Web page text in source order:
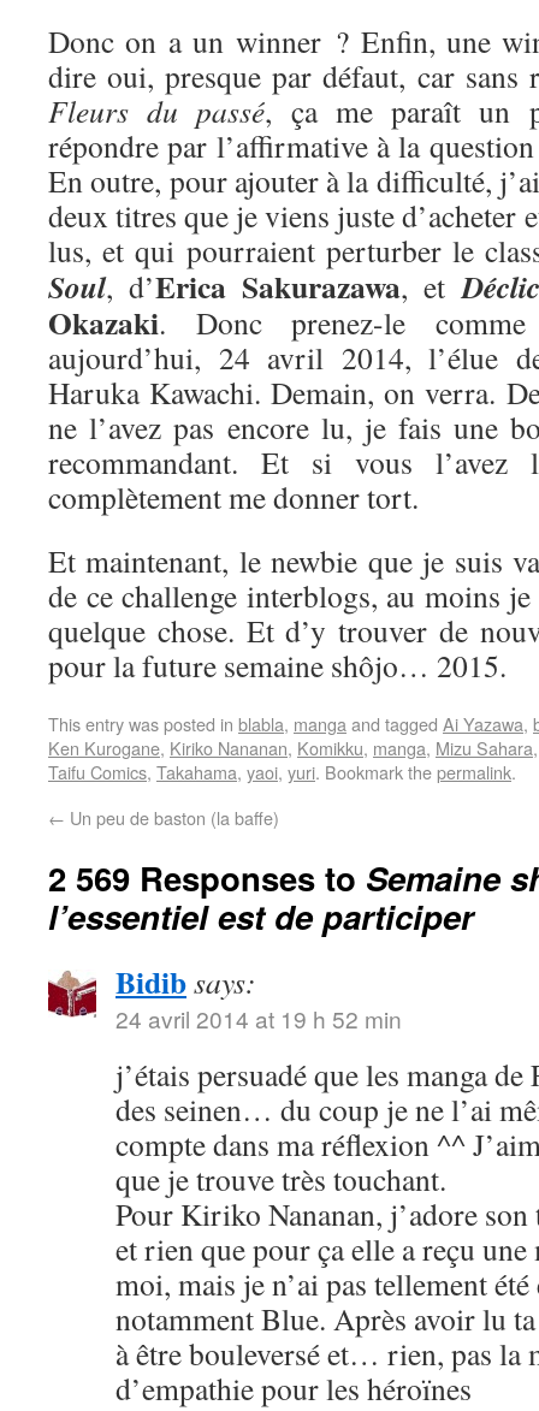
Donc on a un winner ? Enfin, une
dire oui, presque par défaut, car sans
Fleurs du passé, ça me paraît un
répondre par l’affirmative à la
En outre, pour ajouter à la difficulté,
deux titres que je viens juste d’acheter
lus, et qui pourraient perturber le
Soul, d’Erica Sakurazawa, et
Okazaki. Donc prenez-le
aujourd’hui, 24 avril 2014, l’élue
Haruka Kawachi. Demain, on verra.
ne l’avez pas encore lu, je fais une
recommandant. Et si vous l’avez
complètement me donner tort.
Et maintenant, le newbie que je suis
de ce challenge interblogs, au moins
quelque chose. Et d’y trouver de
pour la future semaine shôjo… 2015.
This entry was posted in blabla, mangaand tagged Ai Yazawa,
Ken Kurogane, Kiriko Nananan, Komikku, manga, Mizu Sahara
Taifu Comics, Takahama, yaoi, yuri. Bookmark thepermalink.
← Un peu de baston (la baffe)
2 569 Responses to Semaine
l’essentiel est de participer
Bidibsays:
24 avril 2014 at 19 h 52 min
j’étais persuadé que les manga
des seinen… du coup je ne l’ai
compte dans ma réflexion ^^
que je trouve très touchant.
Pour Kiriko Nananan, j’adore
et rien que pour ça elle a reçu
moi, mais je n’ai pas tellement
notamment Blue. Après avoir lu
à être bouleversé et… rien, pas la
d’empathie pour les héroïnes